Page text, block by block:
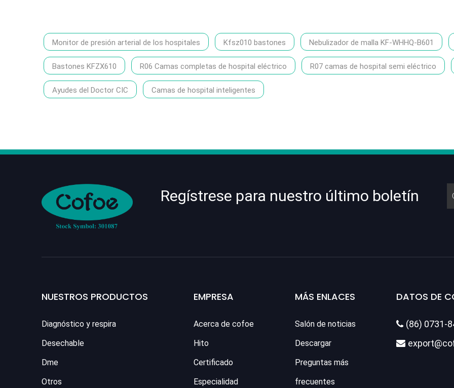
Monitor de presión arterial de los hospitales Kfsz010 bastones Nebulizador de malla KF-WHHQ-B601
Bastones KFZX610 R06 Camas completas de hospital eléctrico R07 camas de hospital semi eléctrico
Ayudes del Doctor CIC Camas de hospital inteligentes
Regístrese para nuestro último boletín
NUESTROS PRODUCTOS
Diagnóstico y respira
Desechable
Dme
Otros
EMPRESA
Acerca de cofoe
Hito
Certificado
Especialidad
MÁS ENLACES
Salón de noticias
Descargar
Preguntas más
frecuentes
DATOS DE
 (86) 0731-
